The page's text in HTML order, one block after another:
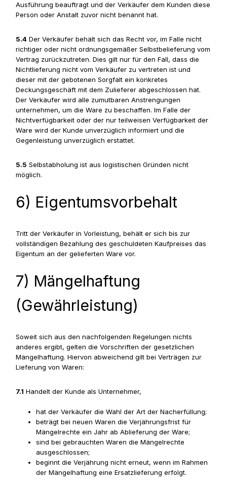
Ausführung beauftragt und der Verkäufer dem Kunden diese
Person oder Anstalt zuvor nicht benannt hat.
5.4 Der Verkäufer behält sich das Recht vor, im Falle nicht
richtiger oder nicht ordnungsgemäßer Selbstbelieferung vom
Vertrag zurückzutreten. Dies gilt nur für den Fall, dass die
Nichtlieferung nicht vom Verkäufer zu vertreten ist und
dieser mit der gebotenen Sorgfalt ein konkretes
Deckungsgeschäft mit dem Zulieferer abgeschlossen hat.
Der Verkäufer wird alle zumutbaren Anstrengungen
unternehmen, um die Ware zu beschaffen. Im Falle der
Nichtverfügbarkeit oder der nur teilweisen Verfügbarkeit der
Ware wird der Kunde unverzüglich informiert und die
Gegenleistung unverzüglich erstattet.
5.5 Selbstabholung ist aus logistischen Gründen nicht
möglich.
6) Eigentumsvorbehalt
Tritt der Verkäufer in Vorleistung, behält er sich bis zur
vollständigen Bezahlung des geschuldeten Kaufpreises das
Eigentum an der gelieferten Ware vor.
7) Mängelhaftung
(Gewährleistung)
Soweit sich aus den nachfolgenden Regelungen nichts
anderes ergibt, gelten die Vorschriften der gesetzlichen
Mängelhaftung. Hiervon abweichend gilt bei Verträgen zur
Lieferung von Waren:
7.1 Handelt der Kunde als Unternehmer,
hat der Verkäufer die Wahl der Art der Nacherfüllung;
beträgt bei neuen Waren die Verjährungsfrist für
Mängelrechte ein Jahr ab Ablieferung der Ware;
sind bei gebrauchten Waren die Mängelrechte
ausgeschlossen;
beginnt die Verjährung nicht erneut, wenn im Rahmen
der Mängelhaftung eine Ersatzlieferung erfolgt.